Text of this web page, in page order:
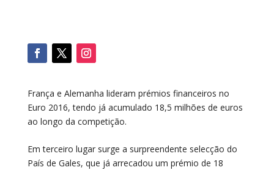
França e Alemanha lideram prémios financeiros no
Euro 2016, tendo já acumulado 18,5 milhões de euros
ao longo da competição.
Em terceiro lugar surge a surpreendente selecção do
País de Gales, que já arrecadou um prémio de 18